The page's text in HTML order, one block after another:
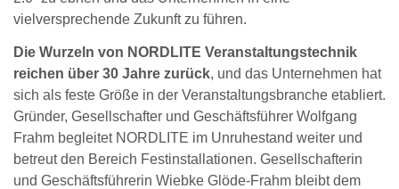
vielversprechende Zukunft zu führen.
Die Wurzeln von NORDLITE Veranstaltungstechnik
reichen über 30 Jahre zurück, und das Unternehmen hat
sich als feste Größe in der Veranstaltungsbranche etabliert.
Gründer, Gesellschafter und Geschäftsführer Wolfgang
Frahm begleitet NORDLITE im Unruhestand weiter und
betreut den Bereich Festinstallationen. Gesellschafterin
und Geschäftsführerin Wiebke Glöde-Frahm bleibt dem